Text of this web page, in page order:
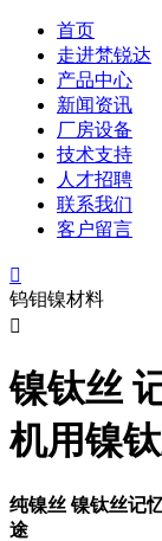
首页
走进梵锐达
产品中心
新闻资讯
厂房设备
技术支持
人才招聘
联系我们
客户留言

钨钼镍材料

镍钛丝
机用镍
纯镍丝 镍钛丝记
途